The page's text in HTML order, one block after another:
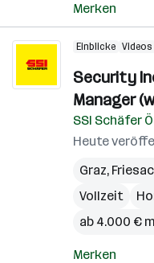
Merken
Einblicke Videos
Security
Manager
SSI Schäfer
Heute
Graz,
Vollzeit
ab 4.000 €
Merken